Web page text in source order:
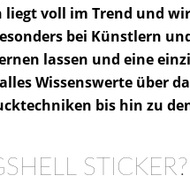
liegt voll im Trend und
bei Künstlern
lassen und eine
Wissenswerte über
bis hin zu
STICKER?